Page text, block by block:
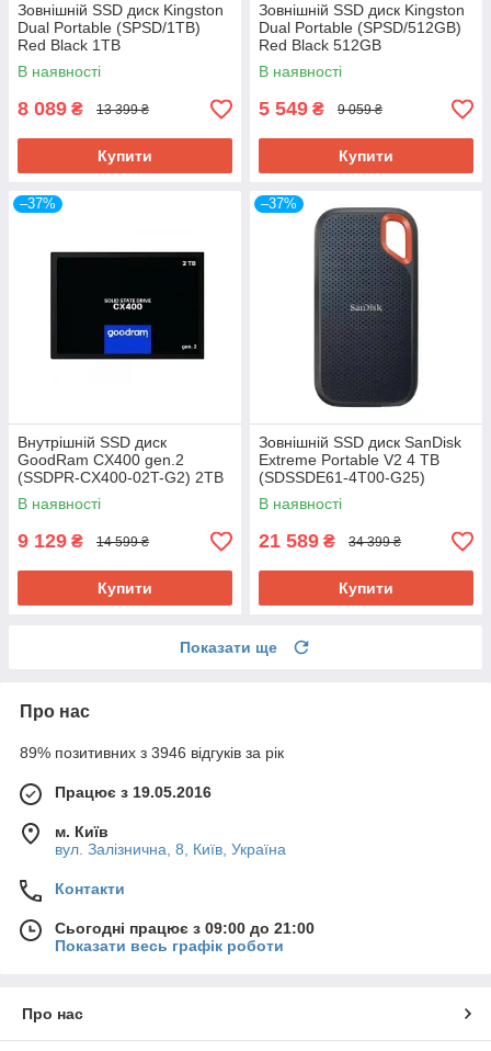
Зовнішній SSD диск Kingston
Dual Portable (SPSD/1TB)
Red Black 1TB
В наявності
8 089 ₴ 13 399 ₴
Купити
Зовнішній SSD диск Kingston
Dual Portable (SPSD/512GB)
Red Black 512GB
В наявності
5 549 ₴ 9 059 ₴
Купити
–37%
Внутрішній SSD диск
GoodRam CX400 gen.2
(SSDPR-CX400-02T-G2) 2TB
В наявності
9 129 ₴ 14 599 ₴
Купити
–37%
Зовнішній SSD диск SanDisk
Extreme Portable V2 4 TB
(SDSSDE61-4T00-G25)
В наявності
21 589 ₴ 34 399 ₴
Купити
Показати ще
Про нас
89% позитивних з 3946 відгуків за рік
Працює з 19.05.2016
м. Київ
вул. Залізнична, 8, Київ, Україна
Контакти
Сьогодні працює з 09:00 до 21:00
Показати весь графік роботи
Про нас